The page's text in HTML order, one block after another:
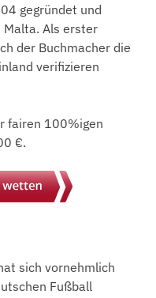
gegründet und
Malta. Als erster
der Buchmacher die
verifizieren
fairen 100%igen
€.
sich vornehmlich
Fußball